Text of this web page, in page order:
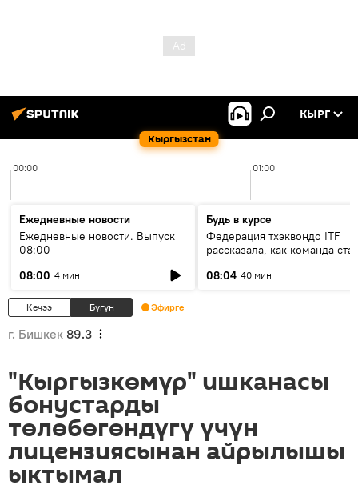
Кыргызстан
КЫРГ
00:00 01:00
Ежедневные новости
Ежедневные новости. Выпуск
08:00
08:00 4 мин
Будь в курсе
Федерация тхэквондо ITF
рассказала, как команда
08:04 40 мин
Кечээ Бүгүн Эфирге
г. Бишкек 89.3
"Кыргызкөмүр" ишканасы
бонустарды
төлөбөгөндүгү үчүн
лицензиясынан айрылышы
ыктымал